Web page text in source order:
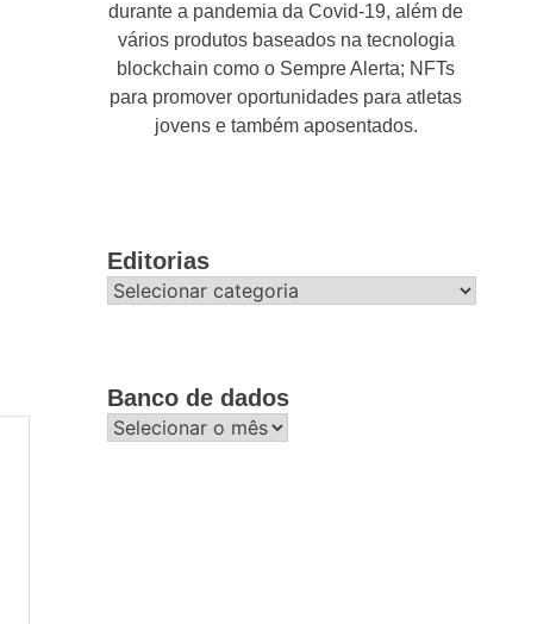
durante a pandemia da Covid-19, além de
vários produtos baseados na tecnologia
blockchain como o Sempre Alerta; NFTs
para promover oportunidades para atletas
jovens e também aposentados.
Editorias
Editorias
Banco de dados
Banco